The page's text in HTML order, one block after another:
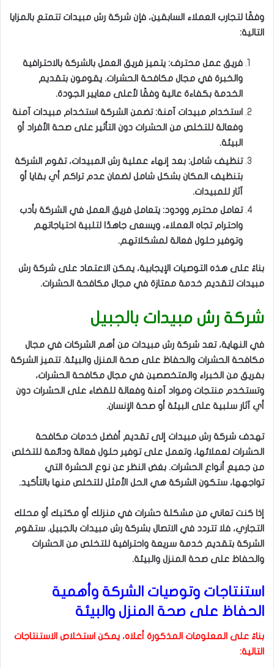
وفقًا لتجارب العملاء السابقين، فإن شركة رش مبيدات تتمتع بالمزايا
التالية:
فريق عمل محترف: يتميز فريق العمل بالشركة بالاحترافية
والخبرة في مجال مكافحة الحشرات. يقومون بتقديم
الخدمة بكفاءة عالية وفقًا لأعلى معايير الجودة.
استخدام مبيدات آمنة: تضمن الشركة استخدام مبيدات آمنة
وفعالة للتخلص من الحشرات دون التأثير على صحة الأفراد أو
البيئة.
تنظيف شامل: بعد إنهاء عملية رش المبيدات، تقوم الشركة
بتنظيف المكان بشكل شامل لضمان عدم تراكم أي بقايا أو
آثار للمبيدات.
تعامل محترم وودود: يتعامل فريق العمل في الشركة بأدب
واحترام تجاه العملاء، ويسعى جاهدًا لتلبية احتياجاتهم
وتوفير حلول فعالة لمشكلاتهم.
بناءً على هذه التوصيات الإيجابية، يمكن الاعتماد على شركة رش
مبيدات لتقديم خدمة ممتازة في مجال مكافحة الحشرات.
شركة رش مبيدات بالجبيل
في النهاية، تعد شركة رش مبيدات من أهم الشركات في مجال
مكافحة الحشرات والحفاظ على صحة المنزل والبيئة. تتميز الشركة
بفريق من الخبراء والمتخصصين في مجال مكافحة الحشرات،
وتستخدم منتجات ومواد آمنة وفعالة للقضاء على الحشرات دون
أي آثار سلبية على البيئة أو صحة الإنسان.
تهدف شركة رش مبيدات إلى تقديم أفضل خدمات مكافحة
الحشرات لعملائها، وتعمل على توفير حلول فعالة ودائمة للتخلص
من جميع أنواع الحشرات. بغض النظر عن نوع الحشرة التي
تواجهها، ستكون الشركة هي الحل الأمثل للتخلص منها بالتأكيد.
إذا كنت تعاني من مشكلة حشرات في منزلك أو مكتبك أو محلك
التجاري، فلا تتردد في الاتصال بشركة رش مبيدات بالجبيل. ستقوم
الشركة بتقديم خدمة سريعة واحترافية للتخلص من الحشرات
والحفاظ على صحة المنزل والبيئة.
استنتاجات وتوصيات الشركة وأهمية
الحفاظ على صحة المنزل والبيئة
بناءً على المعلومات المذكورة أعلاه، يمكن استخلاص الاستنتاجات
التالية: